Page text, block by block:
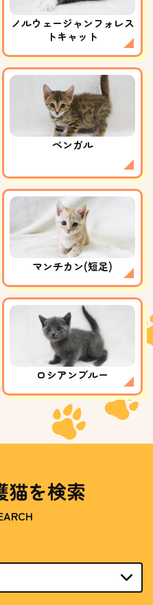
ノルウェージャンフォレス
トキャット
ベンガル
マンチカン(短足)
ロシアンブルー
猫を検索